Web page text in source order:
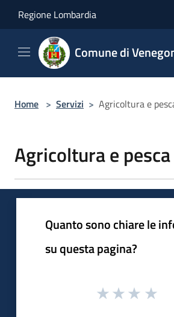
Regione Lombardia
Comune di
Home > Servizi > Agricoltura e
Agricoltura e pesca
Quanto sono chiare le
su questa pagina?